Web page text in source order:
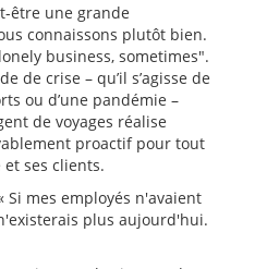
être une grande
connaissons plutôt bien.
business, sometimes".
de crise – qu’il s’agisse de
ou d’une pandémie –
de voyages réalise
proactif pour tout
ses clients.
Si mes employés n'avaient
plus aujourd'hui.